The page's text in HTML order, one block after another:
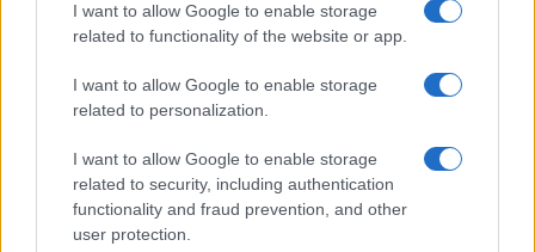
I want to allow Google to enable storage
related to functionality of the website or app.
I want to allow Google to enable storage
related to personalization.
I want to allow Google to enable storage
related to security, including authentication
functionality and fraud prevention, and other
user protection.
Santa Teresa Gallura, nuove regole per la
raccolta differenziata
Robbie Williams incanta il gala del Big Art
Festival al Romazzino